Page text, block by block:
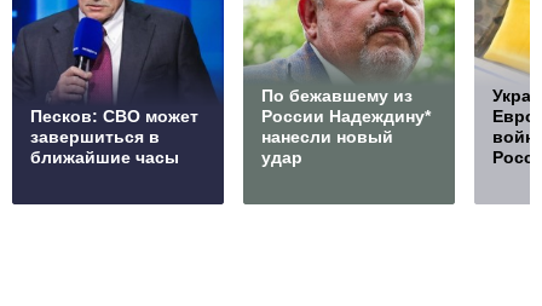
Песков: СВО может
завершиться в
ближайшие часы
По бежавшему из
России Надеждину*
нанесли новый
удар